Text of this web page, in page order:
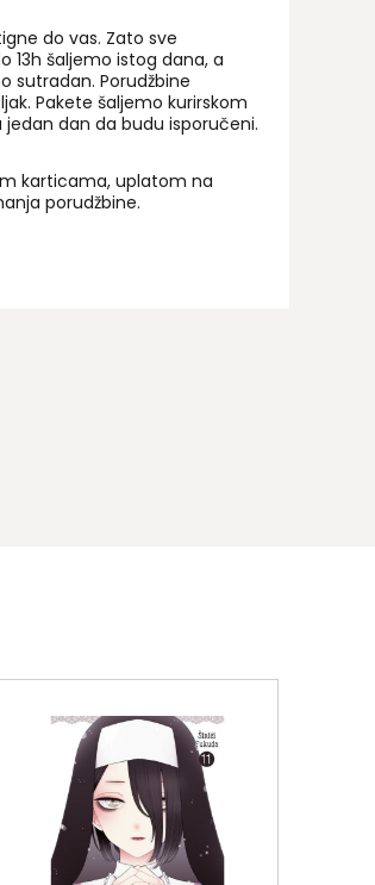
do vas. Zato sve
13h šaljemo istog dana, a
sutradan. Porudžbine
Pakete šaljemo kurirskom
dan da budu isporučeni.
karticama, uplatom na
porudžbine.